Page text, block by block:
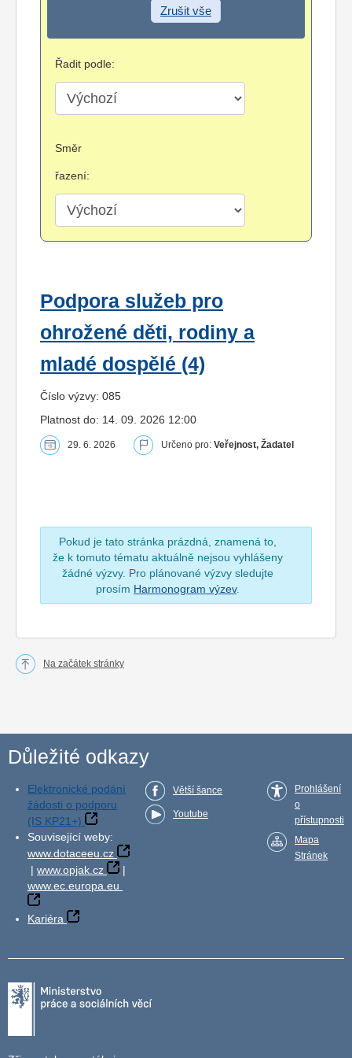
Zrušit vše
Řadit podle:
Směr
řazení:
Podpora služeb pro
ohrožené děti, rodiny a
mladé dospělé (4)
Číslo výzvy: 085
Platnost do: 14. 09. 2026 12:00
29. 6. 2026 Určeno pro: Veřejnost, Žadatel
Pokud je tato stránka prázdná, znamená to,
že k tomuto tématu aktuálně nejsou vyhlášeny
žádné výzvy. Pro plánované výzvy sledujte
prosím Harmonogram výzev.
Na začátek stránky
Důležité odkazy
Elektronické podání
žádosti o podporu
(IS KP21+)
Související weby:
www.dotaceeu.cz
| www.opjak.cz
|
www.ec.europa.eu
Kariéra
Větší šance
Youtube
Prohlášení
o
přístupnosti
Mapa
Stránek